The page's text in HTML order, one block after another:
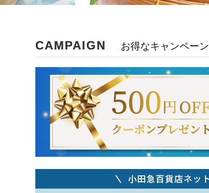
CAMPAIGN お得なキャンペーン